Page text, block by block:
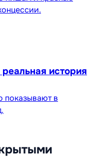
история
показывают в